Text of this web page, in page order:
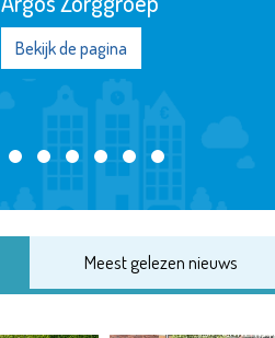
Bekijk de pagina
Meest gelezen nieuws